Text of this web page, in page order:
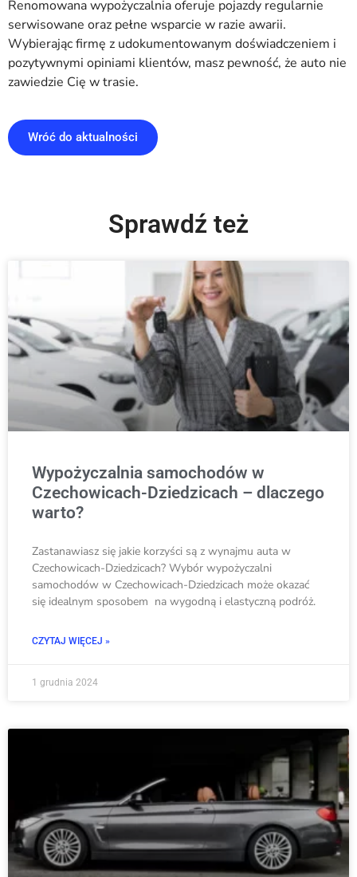
Renomowana wypożyczalnia oferuje pojazdy regularnie
serwisowane oraz pełne wsparcie w razie awarii.
Wybierając firmę z udokumentowanym doświadczeniem i
pozytywnymi opiniami klientów, masz pewność, że auto nie
zawiedzie Cię w trasie.
Wróć do aktualności
Sprawdź też
Wypożyczalnia samochodów w
Czechowicach-Dziedzicach – dlaczego
warto?
Zastanawiasz się jakie korzyści są z wynajmu auta w
Czechowicach-Dziedzicach? Wybór wypożyczalni
samochodów w Czechowicach-Dziedzicach może okazać
się idealnym sposobem na wygodną i elastyczną podróż.
CZYTAJ WIĘCEJ »
1 grudnia 2024